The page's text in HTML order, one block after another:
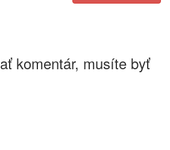
komentár, musíte byť